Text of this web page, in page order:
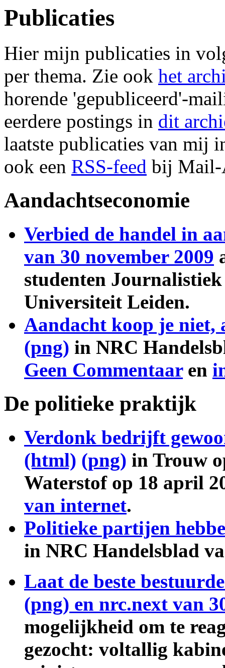
Publicaties
Hier mijn publicaties in
per thema. Zie ook het
horende 'gepubliceerd'-
eerdere postings in dit
laatste publicaties van mij
ook een RSS-feed bij Mail-
Aandachtseconomie
Verbied de handel in
van 30 november 2009
studenten
Universiteit Leiden.
Aandacht koop je niet,
(png) in NRC
Geen Commentaaren
De politieke praktijk
Verdonk bedrijft
(html) (png) in Trouw
Waterstof op 18 april
van internet.
Politieke partijen
in NRC Handelsblad
Laat de beste
(png) en nrc.next van
mogelijkheid om te
gezocht: voltallig